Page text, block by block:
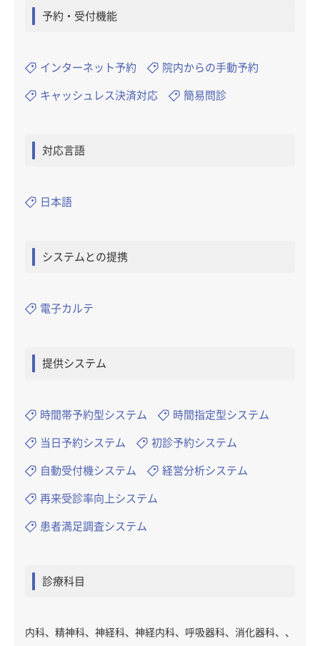
予約・受付機能
インターネット予約 院内からの手動予約
キャッシュレス決済対応 簡易問診
対応言語
日本語
システムとの提携
電子カルテ
提供システム
時間帯予約型システム 時間指定型システム
当日予約システム 初診予約システム
自動受付機システム 経営分析システム
再来受診率向上システム
患者満足調査システム
診療科目
内科、精神科、神経科、神経内科、呼吸器科、消化器科、、